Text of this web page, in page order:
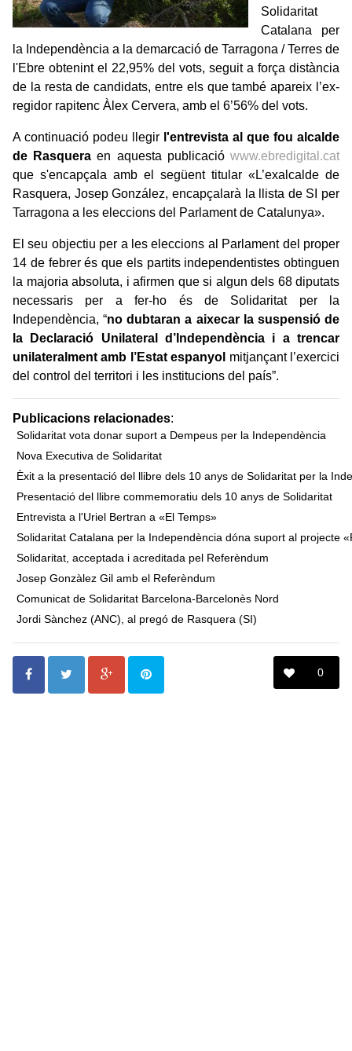
Solidaritat
Catalana per
la Independència a la demarcació de Tarragona / Terres de
l'Ebre obtenint el 22,95% del vots, seguit a força distància
de la resta de candidats, entre els que també apareix l’ex-
regidor rapitenc Àlex Cervera, amb el 6’56% del vots.
A continuació podeu llegir l'entrevista al que fou alcalde
de Rasquera en aquesta publicaciówww.ebredigital.cat
que s'encapçala amb el següent titular «L’exalcalde de
Rasquera, Josep González, encapçalarà la llista de SI per
Tarragona a les eleccions del Parlament de Catalunya».
El seu objectiu per a les eleccions al Parlament del proper
14 de febrer és que els partits independentistes obtinguen
la majoria absoluta, i afirmen que si algun dels 68 diputats
necessaris per a fer-ho és de Solidaritat per la
Independència, “no dubtaran a aixecar la suspensió de
la Declaració Unilateral d’Independència i a trencar
unilateralment amb l’Estat espanyol mitjançant l’exercici
del control del territori i les institucions del país”.
Publicacions relacionades:
Solidaritat vota donar suport a Dempeus per la Independència
Nova Executiva de Solidaritat
Èxit a la presentació del llibre dels 10 anys de Solidaritat per la
Presentació del llibre commemoratiu dels 10 anys de Solidaritat
Entrevista a l'Uriel Bertran a «El Temps»
Solidaritat Catalana per la Independència dóna suport al projecte
Solidaritat, acceptada i acreditada pel Referèndum
Josep Gonzàlez Gil amb el Referèndum
Comunicat de Solidaritat Barcelona-Barcelonès Nord
Jordi Sànchez (ANC), al pregó de Rasquera (SI)
0